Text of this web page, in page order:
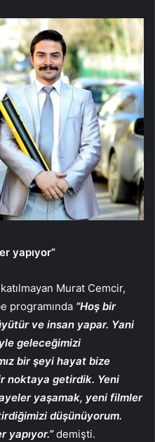
yapıyor”
Murat Cemcir,
programında “Hoş bir
ve insan yapar. Yani
geleceğimizi
bir şeyi hayat bize
noktaya getirdik. Yeni
yaşamak, yeni filmler
düşünüyorum.
yapıyor.”demişti.